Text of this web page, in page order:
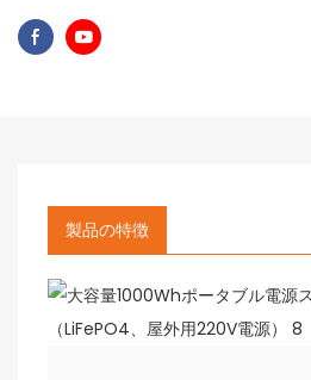
製品の特徴